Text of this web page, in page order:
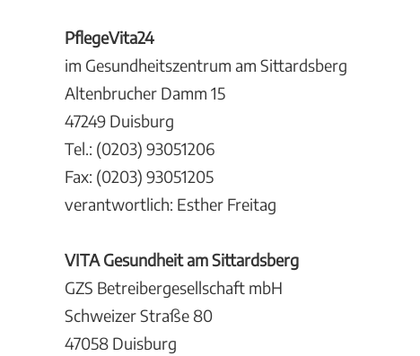
PflegeVita24
im Gesundheitszentrum am Sittardsberg
Altenbrucher Damm 15
47249 Duisburg
Tel.: (0203) 93051206
Fax: (0203) 93051205
verantwortlich: Esther Freitag
VITA Gesundheit am Sittardsberg
GZS Betreibergesellschaft mbH
Schweizer Straße 80
47058 Duisburg